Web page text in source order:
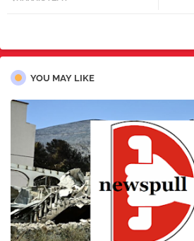
pp
YOU MAY LIKE